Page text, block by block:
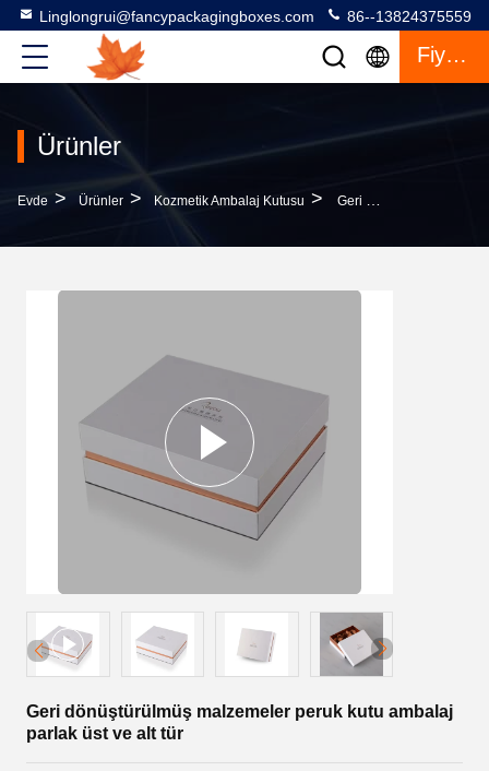
Linglongrui@fancypackagingboxes.com 86--13824375559
Fiyat Teklifi
Ürünler
Evde > Ürünler > Kozmetik Ambalaj Kutusu > Geri Dönüştürülmüş Malzemeler Peruk Kutu Ambalaj Parlak Üst Ve Alt Tür
Geri dönüştürülmüş malzemeler peruk kutu ambalaj
parlak üst ve alt tür